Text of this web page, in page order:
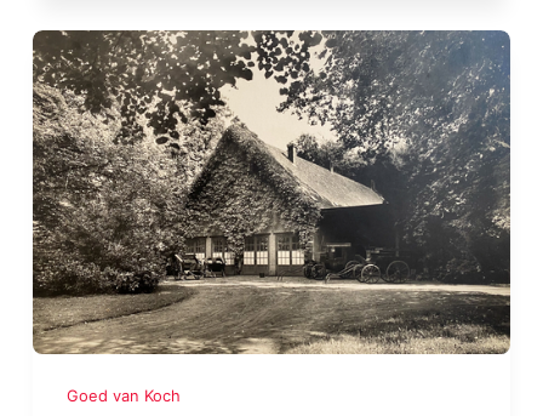
Goed van Koch